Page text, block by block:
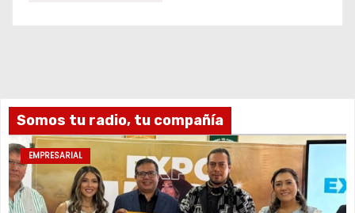
Somos tu radio, tu compañía
EMPRESARIAL